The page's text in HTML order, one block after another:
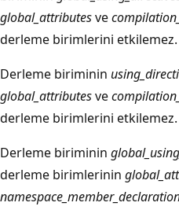
global_attributesve
derleme birimlerini etkilemez.
Derleme biriminin
global_attributesve
derleme birimlerini etkilemez.
Derleme biriminin
derleme birimlerinin